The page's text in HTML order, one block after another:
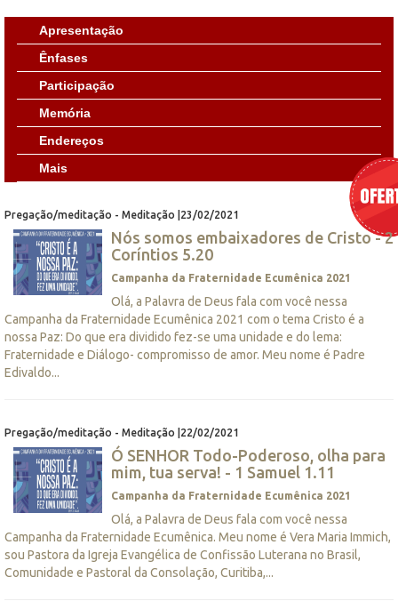
Apresentação
Ênfases
Participação
Memória
Endereços
Mais
Pregação/meditação - Meditação |23/02/2021
Nós somos embaixadores de Cristo - 2
Coríntios 5.20
Campanha da Fraternidade Ecumênica 2021
Olá, a Palavra de Deus fala com você nessa
Campanha da Fraternidade Ecumênica 2021 com o tema Cristo é a
nossa Paz: Do que era dividido fez-se uma unidade e do lema:
Fraternidade e Diálogo- compromisso de amor. Meu nome é Padre
Edivaldo...
Pregação/meditação - Meditação |22/02/2021
Ó SENHOR Todo-Poderoso, olha para
mim, tua serva! - 1 Samuel 1.11
Campanha da Fraternidade Ecumênica 2021
Olá, a Palavra de Deus fala com você nessa
Campanha da Fraternidade Ecumênica. Meu nome é Vera Maria Immich,
sou Pastora da Igreja Evangélica de Confissão Luterana no Brasil,
Comunidade e Pastoral da Consolação, Curitiba,...